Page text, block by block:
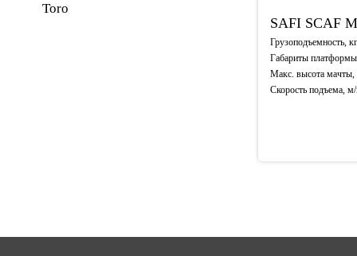
Toro
SAFI SCAF
Грузоподъемность, кг
Габариты
Макс. высота
Скорость подъема,